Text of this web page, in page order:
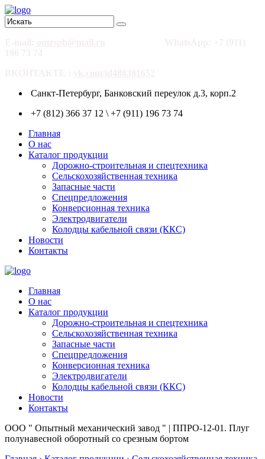
Санкт-Петербург, Банковский переулок д.3, корп.2
+7 (812) 366 37 12 \ +7 (911) 196 73 74
Главная
О нас
Каталог продукции
Дорожно-строительная и спецтехника
Сельскохозяйственная техника
Запасные части
Спецпредложения
Конверсионная техника
Электродвигатели
Колодцы кабельной связи (ККС)
Новости
Контакты
Главная
О нас
Каталог продукции
Дорожно-строительная и спецтехника
Сельскохозяйственная техника
Запасные части
Спецпредложения
Конверсионная техника
Электродвигатели
Колодцы кабельной связи (ККС)
Новости
Контакты
ООО " Опытный механический завод " | ППРО-12-01. Плуг
полунавесной оборотный со срезным бортом